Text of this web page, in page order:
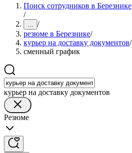
Поиск сотрудников в Березнике
/
... /
резюме в Березнике/
курьер на доставку документов/
сменный график
курьер на доставку документов
Резюме